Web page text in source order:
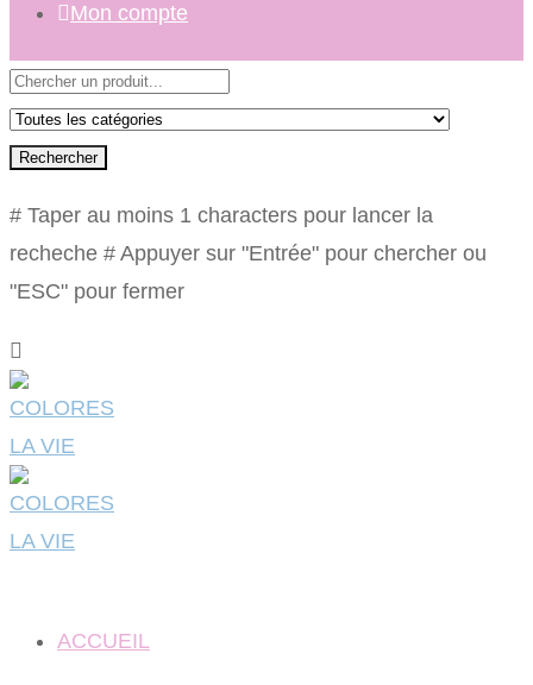
Mon compte
Rechercher
# Taper au moins 1 characters pour lancer la
recheche # Appuyer sur "Entrée" pour chercher ou
"ESC" pour fermer
ACCUEIL